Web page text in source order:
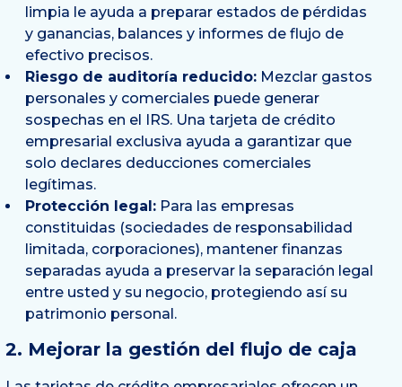
limpia le ayuda a preparar estados de pérdidas
y ganancias, balances y informes de flujo de
efectivo precisos.
Riesgo de auditoría reducido: Mezclar gastos
personales y comerciales puede generar
sospechas en el IRS. Una tarjeta de crédito
empresarial exclusiva ayuda a garantizar que
solo declares deducciones comerciales
legítimas.
Protección legal: Para las empresas
constituidas (sociedades de responsabilidad
limitada, corporaciones), mantener finanzas
separadas ayuda a preservar la separación legal
entre usted y su negocio, protegiendo así su
patrimonio personal.
2. Mejorar la gestión del flujo de caja